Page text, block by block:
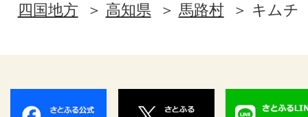
四国地方
高知県 馬路村 キムチ